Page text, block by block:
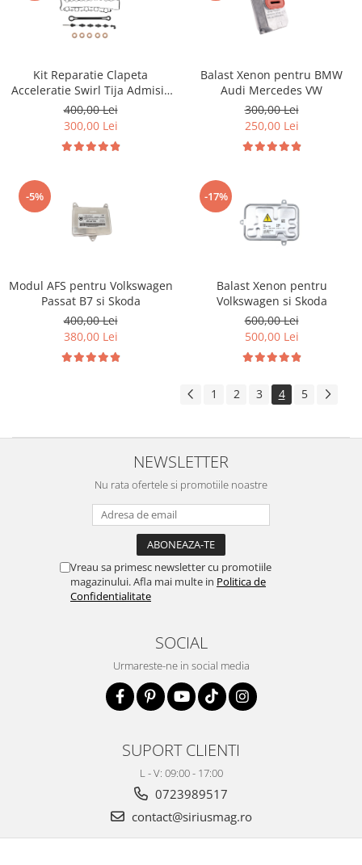
Kit Reparatie Clapeta
Acceleratie Swirl Tija Admisie
Volvo 2.4
400,00 Lei
300,00 Lei
Balast Xenon pentru BMW
Audi Mercedes VW
300,00 Lei
250,00 Lei
-5%
Modul AFS pentru Volkswagen
Passat B7 si Skoda
400,00 Lei
380,00 Lei
-17%
Balast Xenon pentru
Volkswagen si Skoda
600,00 Lei
500,00 Lei
1 2 3 4 5
NEWSLETTER
Nu rata ofertele si promotiile noastre
Vreau sa primesc newsletter cu promotiile
magazinului. Afla mai multe in Politica de
Confidentialitate
SOCIAL
Urmareste-ne in social media
SUPORT CLIENTI
L - V: 09:00 - 17:00
0723989517
contact@siriusmag.ro